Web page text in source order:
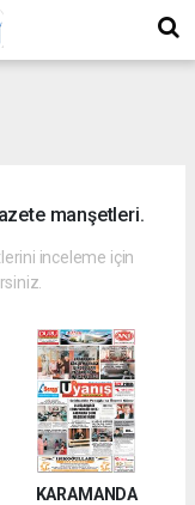
manşetleri.
inceleme için
KARAMANDA